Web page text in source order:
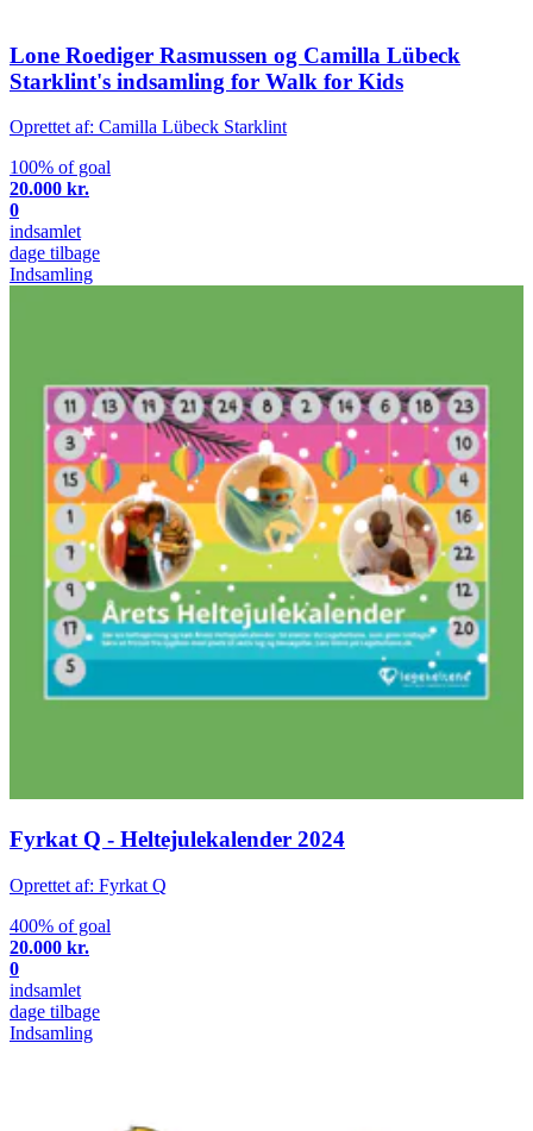
Lone Roediger Rasmussen og Camilla Lübeck
Starklint's indsamling for Walk for Kids
Oprettet af: Camilla Lübeck Starklint
100% of goal
20.000 kr.
0
indsamlet
dage tilbage
Indsamling
Fyrkat Q - Heltejulekalender 2024
Oprettet af: Fyrkat Q
400% of goal
20.000 kr.
0
indsamlet
dage tilbage
Indsamling